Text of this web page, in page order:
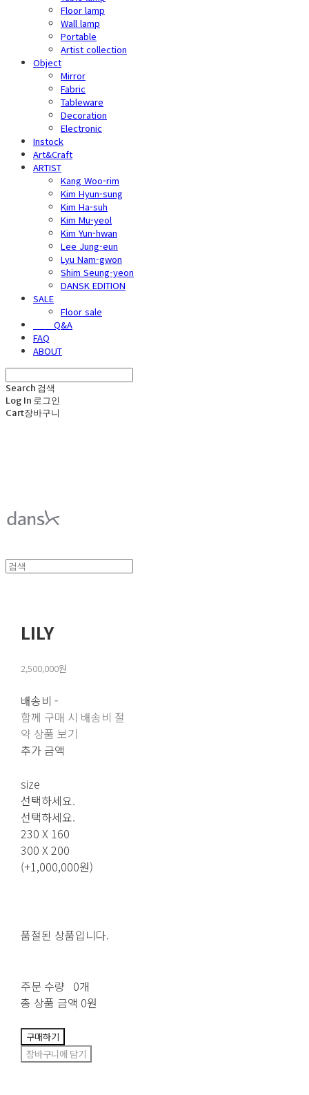
Floor lamp
Wall lamp
Portable
Artist collection
Object
Mirror
Fabric
Tableware
Decoration
Electronic
Instock
Art&Craft
ARTIST
Kang Woo-rim
Kim Hyun-sung
Kim Ha-suh
Kim Mu-yeol
Kim Yun-hwan
Lee Jung-eun
Lyu Nam-gwon
Shim Seung-yeon
DANSK EDITION
SALE
Floor sale
⠀⠀⠀Q&A
FAQ
ABOUT
Search 검색
Log In 로그인
Cart장바구니
LILY
2,500,000원
배송비 -
함께 구매 시 배송비 절
약 상품 보기
추가 금액
size
선택하세요.
선택하세요.
230 X 160
300 X 200
(+1,000,000원)
품절된 상품입니다.
주문 수량 0개
총 상품 금액 0원
구매하기
장바구니에 담기